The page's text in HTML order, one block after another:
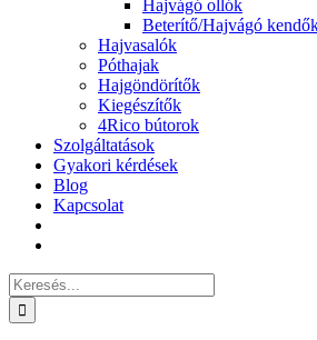
Hajvágó ollók
Beterítő/Hajvágó
Hajvasalók
Póthajak
Hajgöndörítők
Kiegészítők
4Rico bútorok
Szolgáltatások
Gyakori kérdések
Blog
Kapcsolat
Keresés...